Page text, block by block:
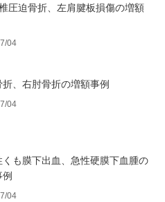
圧迫骨折、左肩腱板損傷の増額
04
折、右肘骨折の増額事例
04
くも膜下出血、急性硬膜下血腫の
04